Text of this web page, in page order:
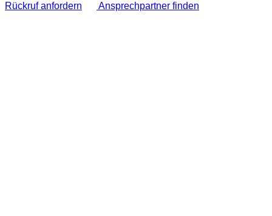
Rückruf anfordern Ansprechpartner finden